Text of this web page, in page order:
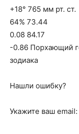
+18° 765 мм рт. ст.
64% 73.44
0.08 84.17
-0.86 Порхающий
зодиака
Нашли ошибку?
Укажите ваш email: